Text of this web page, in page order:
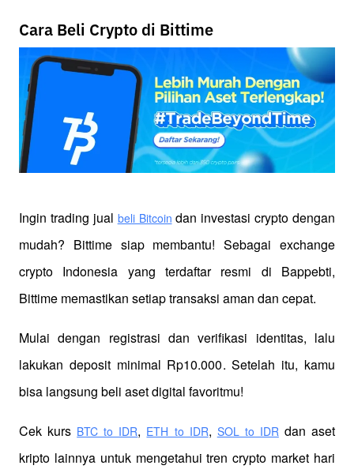
Cara Beli Crypto di Bittime
Ingin trading jual beli Bitcoin dan investasi crypto dengan
mudah? Bittime siap membantu! Sebagai exchange
crypto Indonesia yang terdaftar resmi di Bappebti,
Bittime memastikan setiap transaksi aman dan cepat.
Mulai dengan registrasi dan verifikasi identitas, lalu
lakukan deposit minimal Rp10.000. Setelah itu, kamu
bisa langsung beli aset digital favoritmu!
Cek kurs BTC to IDR, ETH to IDR, SOL to IDR dan aset
kripto lainnya untuk mengetahui tren crypto market hari